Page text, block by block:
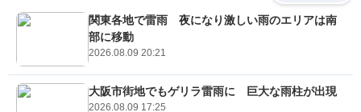
関東各地で雷雨 夜になり激しい雨のエリアは南
部に移動
2026.08.09 20:21
大阪市街地でもゲリラ雷雨に 巨大な雨柱が出現
2026.08.09 17:25